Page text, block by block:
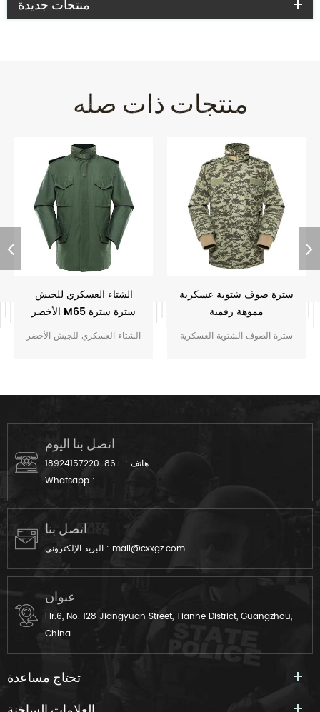
منتجات جديدة
منتجات ذات صله
الشتاء العسكري للجيش
الأخضر M65 سترة سترة
الشتاء العسكري للجيش الأخضر
وصديق للبيئة وحجم زائد وقابل
سترة صوف شتوية عسكرية
مموهة رقمية
سترة الصوف الشتوية العسكرية
المزايا مثل تنفس ، وصديق للبيئة ،
اتصل بنا اليوم
هاتف : +86-18924157220
Whatsapp :
اتصل بنا
البريد الإلكتروني : mail@cxxgz.com
عنوان
Flr.6, No. 128 Jiangyuan Street, Tianhe District, Guangzhou,
China
تحتاج مساعدة